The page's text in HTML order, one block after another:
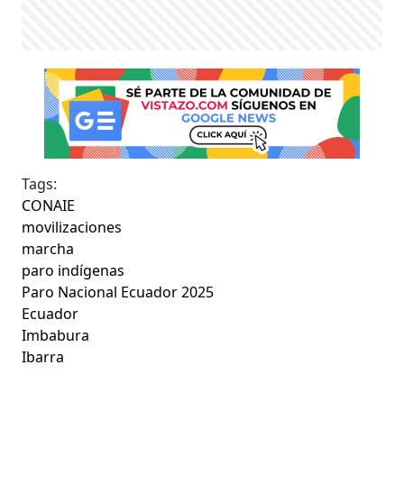
Tags:
CONAIE
movilizaciones
marcha
paro indígenas
Paro Nacional Ecuador 2025
Ecuador
Imbabura
Ibarra